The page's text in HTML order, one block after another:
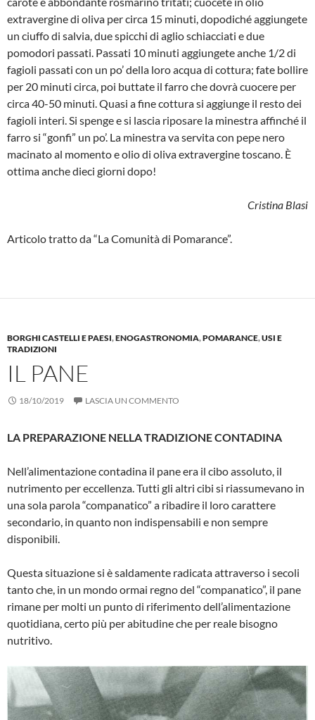
extravergine di oliva per circa 15 mi­nuti, dopodiché aggiungete
un ciuffo di salvia, due spicchi di aglio schiacciati e due
pomodori passati. Passati 10 minuti aggiungete anche 1/2 di
fagioli passati con un po’ della loro acqua di cottura; fate bol­lire
per 20 minuti circa, poi buttate il farro che dovrà cuocere per
circa 40-50 minuti. Quasi a fine cottura si aggiunge il resto dei
fagioli interi. Si spenge e si lascia riposa­re la minestra affinché il
farro si “gonfi” un po’. La minestra va servita con pepe nero
macinato al momento e olio di oliva extra­vergine toscano. È
ottima anche dieci gior­ni dopo!
Cristina Blasi
Articolo tratto da “La Comunità di Pomarance”.
BORGHI CASTELLI E PAESI,ENOGASTRONOMIA,POMARANCE,USI E
TRADIZIONI
IL PANE
18/10/2019 LASCIA UN COMMENTO
LA PREPARAZIONE NELLA TRADIZIONE CONTADINA
Nell’alimentazione contadina il pane era il cibo assoluto, il
nutrimento per ec­cellenza. Tutti gli altri cibi si riassumeva­no in
una sola parola “companatico” a ribadire il loro carattere
secondario, in quanto non indispensabili e non sempre
disponibili.
Questa situazione si è saldamente radi­cata attraverso i secoli
tanto che, in un mondo ormai regno del “companatico”, il pane
rimane per molti un punto di rife­rimento dell’alimentazione
quotidiana, certo più per abitudine che per reale bi­sogno
nutritivo.